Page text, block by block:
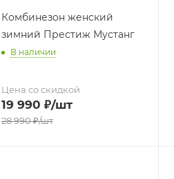
Комбинезон женский
зимний Престиж Мустанг
В наличии
Цена со скидкой
19 990 ₽/шт
28 990₽/шт